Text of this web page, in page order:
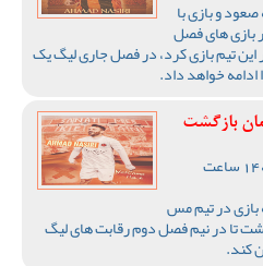
و بازی با
بازی های فصل
تیم بازی کرد، در فصل جاری لیگ یک
خواهد داد.
بازگشت
دوشنبه 8 بهمن ماه 1403 ساعت
در تیم مس
تا در نیم فصل دوم رقابت های لیگ
کند.